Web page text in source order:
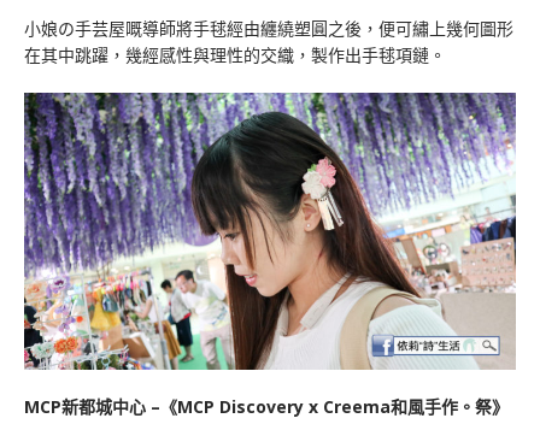
小娘の手芸屋嘅導師將手毬經由纏繞塑圓之後，便可繡上幾何圖形
在其中跳躍，幾經感性與理性的交織，製作出手毬項鏈。
MCP新都城中心 –《MCP Discovery x Creema和風手作。祭》